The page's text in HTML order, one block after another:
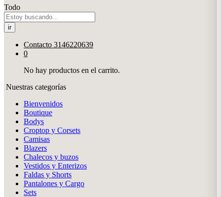
Todo
ir
Contacto 3146220639
0
No hay productos en el carrito.
Nuestras categorías
Bienvenidos
Boutique
Bodys
Croptop y Corsets
Camisas
Blazers
Chalecos y buzos
Vestidos y Enterizos
Faldas y Shorts
Pantalones y Cargo
Sets